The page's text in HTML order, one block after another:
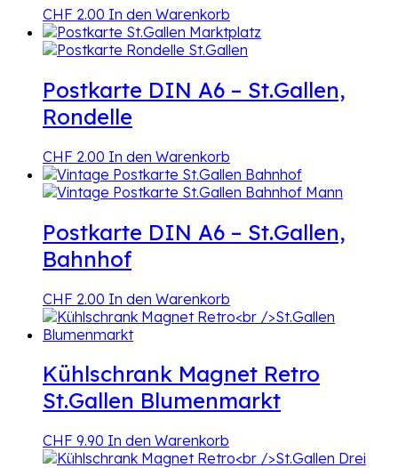
CHF 2.00 In den Warenkorb
Postkarte DIN A6 – St.Gallen,
Rondelle
CHF 2.00 In den Warenkorb
Postkarte DIN A6 – St.Gallen,
Bahnhof
CHF 2.00 In den Warenkorb
Kühlschrank Magnet Retro
St.Gallen Blumenmarkt
CHF 9.90 In den Warenkorb